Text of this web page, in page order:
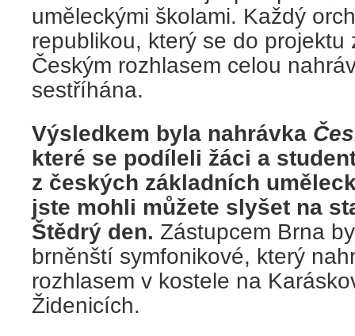
uměleckými školami. Každý
republikou, který se do projektu
Českým rozhlasem celou
sestříhána.
Výsledkem byla nahrávka
které se podíleli žáci a
z českých základních
jste mohli můžete slyšet na
Štědrý den. Zástupcem Brna
brněnští symfonikové, který
rozhlasem v kostele na
Židenicích.